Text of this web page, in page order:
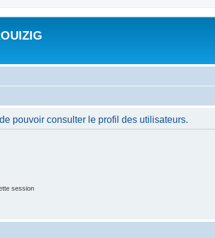
pouvoir consulter le profil des utilisateurs.
session